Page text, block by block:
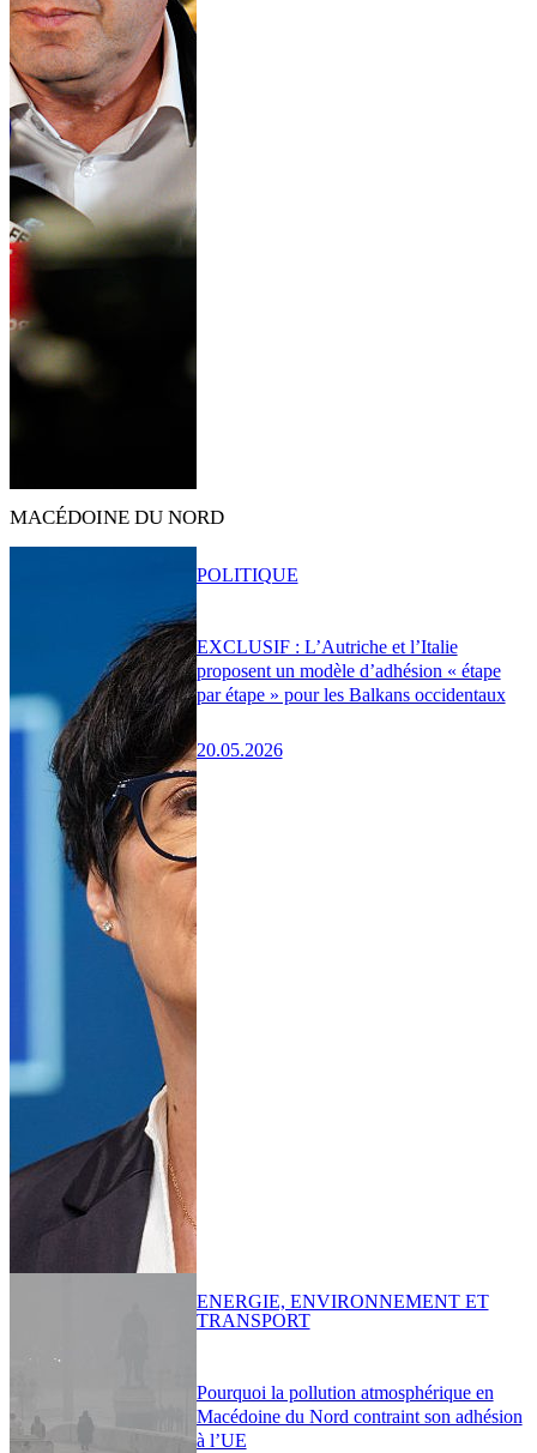
MACÉDOINE DU NORD
EXCLUSIF : L’Autriche et l’Italie
proposent un modèle d’adhésion « étape
par étape » pour les Balkans occidentaux
20.05.2026
POLITIQUE
Pourquoi la pollution atmosphérique en
Macédoine du Nord contraint son adhésion
à l’UE
ENERGIE, ENVIRONNEMENT ET
TRANSPORT